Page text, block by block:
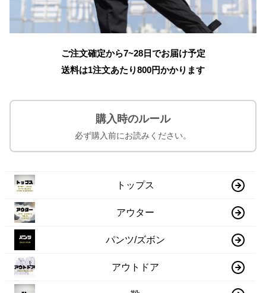
ご注文確定から7~28日でお届け予定
送料は1注文あたり800円かかります
購入時のルール
必ず購入前にお読みください。
トップス
アウター
パンツ/ズボン
アウトドア